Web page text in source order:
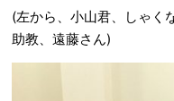
(左から、小山君、しゃく
助教、遠藤さん)